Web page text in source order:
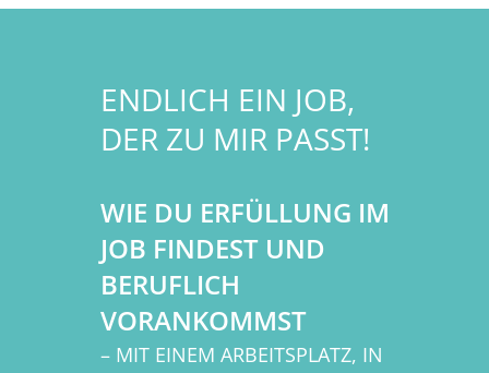
ENDLICH EIN JOB,
DER ZU MIR PASST!
WIE DU ERFÜLLUNG IM
JOB FINDEST UND
BERUFLICH
VORANKOMMST
– MIT EINEM ARBEITSPLATZ, IN